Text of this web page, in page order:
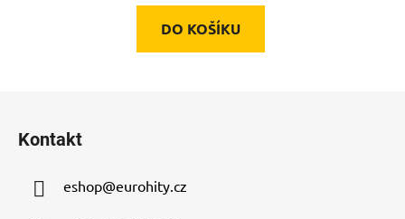
DO KOŠÍKU
Kontakt
eshop@eurohity.cz